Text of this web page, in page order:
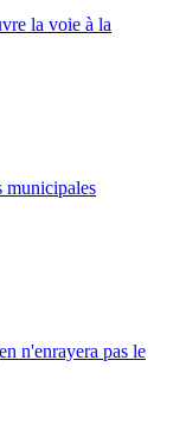
la voie à la
municipales
n'enrayera pas le